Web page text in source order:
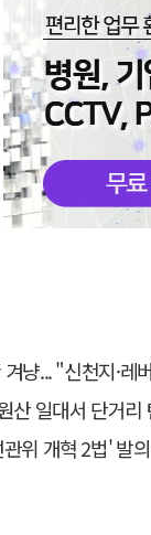
냥... "신천지·레버
산 일대서 단거
관위 개혁 2법' 발